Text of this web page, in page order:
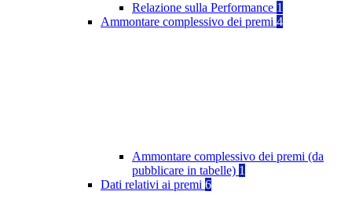
Relazione sulla Performance 1
Ammontare complessivo dei premi 4
Ammontare complessivo dei premi (da
pubblicare in tabelle) 1
Dati relativi ai premi 6